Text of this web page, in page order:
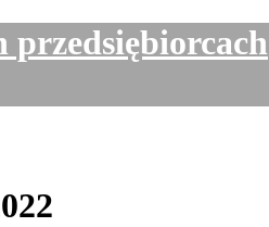
przedsiębiorcach